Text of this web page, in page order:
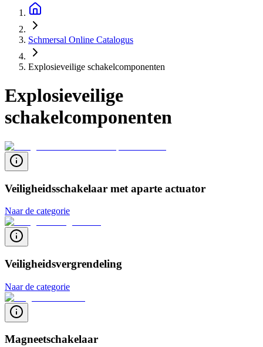
Schmersal Online Catalogus
Explosieveilige schakelcomponenten
Explosieveilige
schakelcomponenten
Veiligheidsschakelaar met aparte actuator
Naar de categorie
Veiligheidsvergrendeling
Naar de categorie
Magneetschakelaar